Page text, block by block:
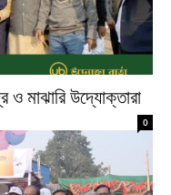
ও মাঝারি উদ্যোক্তারা
0